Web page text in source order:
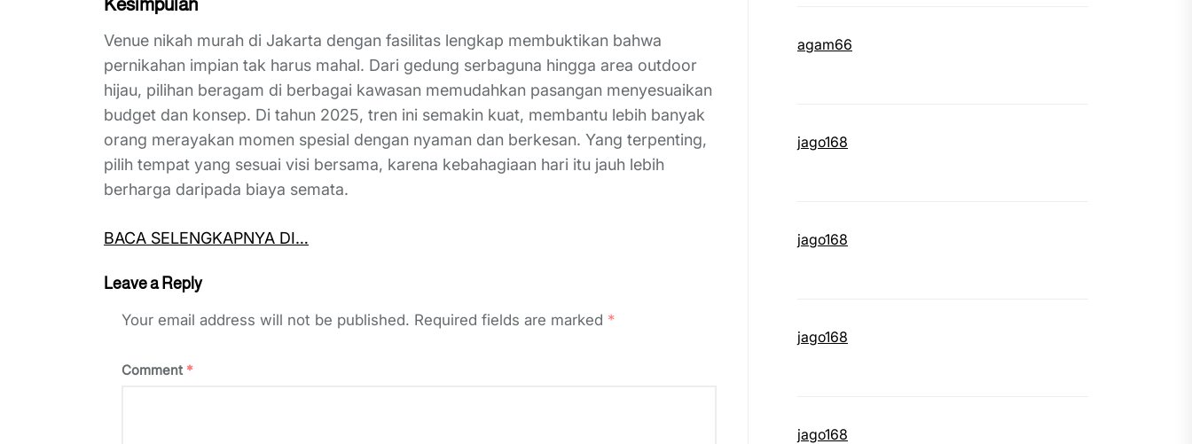
Venue nikah murah di Jakarta dengan fasilitas lengkap membuktikan bahwa
pernikahan impian tak harus mahal. Dari gedung serbaguna hingga area outdoor
hijau, pilihan beragam di berbagai kawasan memudahkan pasangan menyesuaikan
budget dan konsep. Di tahun 2025, tren ini semakin kuat, membantu lebih banyak
orang merayakan momen spesial dengan nyaman dan berkesan. Yang terpenting,
pilih tempat yang sesuai visi bersama, karena kebahagiaan hari itu jauh lebih
berharga daripada biaya semata.
BACA SELENGKAPNYA DI…
Leave a Reply
Your email address will not be published. Required fields are marked *
Comment *
agam66
jago168
jago168
jago168
jago168